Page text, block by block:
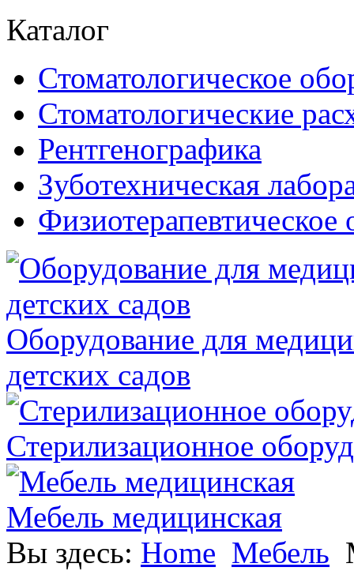
Каталог
Стоматологическое
Стоматологические
Рентгенографика
Зуботехническая
Физиотерапевтическое
Оборудование для
детских садов
Стерилизационное
Мебель медицинская
Вы здесь: Home Мебель